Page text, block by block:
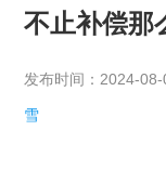
不止补偿那
发布时间：2024-
雪